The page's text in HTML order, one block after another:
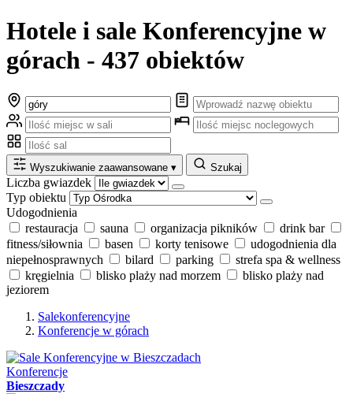
Hotele i sale Konferencyjne w
górach - 437 obiektów
Wyszukiwanie zaawansowane ▾ Szukaj
Liczba gwiazdek
Typ obiektu
Udogodnienia
restauracja
sauna organizacja pikników
drink bar
fitness/siłownia
basen korty tenisowe
udogodnienia dla
niepełnosprawnych
bilard parking
strefa spa & wellness
kręgielnia
blisko plaży nad morzem
blisko plaży nad
jeziorem
Salekonferencyjne
Konferencje w górach
Konferencje
Bieszczady